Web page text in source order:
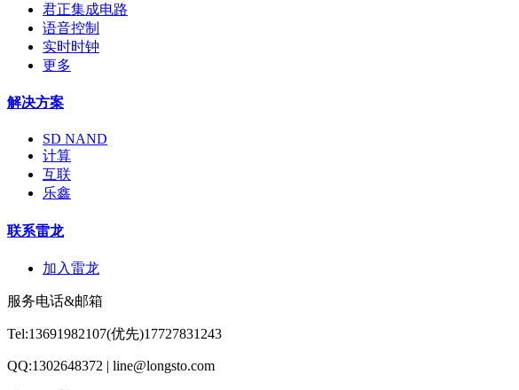
君正集成电路
语音控制
实时时钟
更多
解决方案
SD NAND
计算
互联
乐鑫
联系雷龙
加入雷龙
服务电话&邮箱
Tel:13691982107(优先)17727831243
QQ:1302648372 | line@longsto.com